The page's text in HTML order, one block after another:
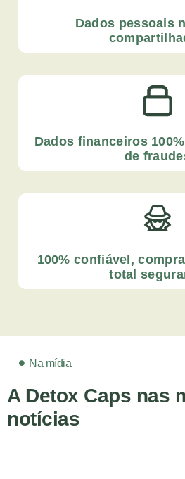
Dados pessoais
Dados financeiros
de
100% confiável,
total
Na mídia
A Detox Caps nas
notícias